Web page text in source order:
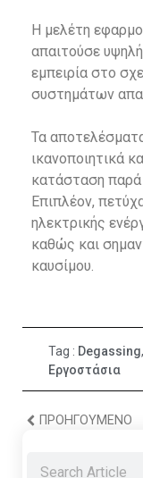
Η μελέτη
απαιτούσε
εμπειρία στο
συστημάτων
Τα
ικανοποιητικά
κατάσταση παρά
Επιπλέον,
ηλεκτρικής
καθώς και
καυσίμου.
Tag : Degassing,
Εργοστάσια
ΠΡΟΗΓΟΎΜΕΝΟ